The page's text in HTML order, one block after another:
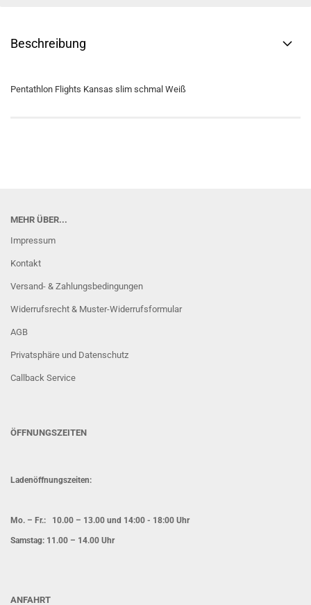
Beschreibung
Pentathlon Flights Kansas slim schmal Weiß
MEHR ÜBER...
Impressum
Kontakt
Versand- & Zahlungsbedingungen
Widerrufsrecht & Muster-Widerrufsformular
AGB
Privatsphäre und Datenschutz
Callback Service
ÖFFNUNGSZEITEN
Ladenöffnungszeiten:
Mo. – Fr.: 10.00 – 13.00 und 14:00 - 18:00 Uhr
Samstag: 11.00 – 14.00 Uhr
ANFAHRT